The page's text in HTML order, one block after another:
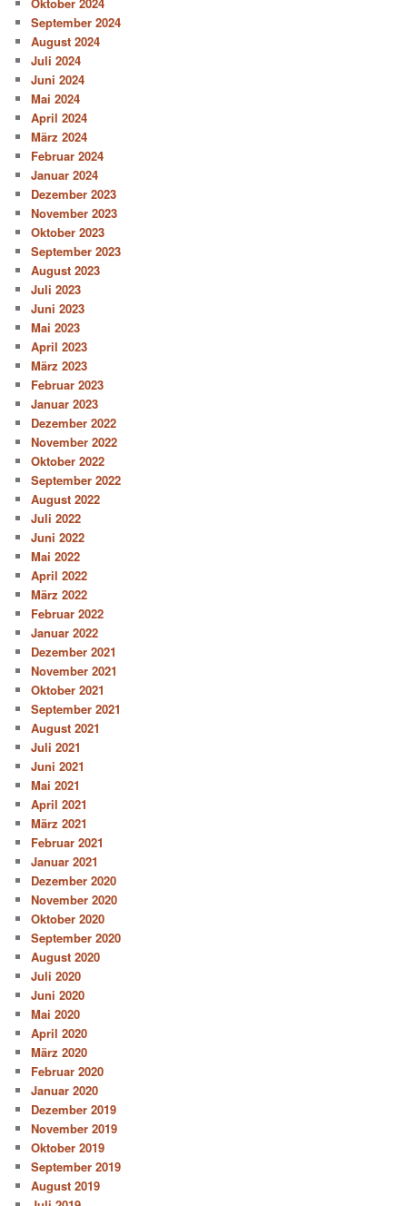
September 2024
August 2024
Juli 2024
Juni 2024
Mai 2024
April 2024
März 2024
Februar 2024
Januar 2024
Dezember 2023
November 2023
Oktober 2023
September 2023
August 2023
Juli 2023
Juni 2023
Mai 2023
April 2023
März 2023
Februar 2023
Januar 2023
Dezember 2022
November 2022
Oktober 2022
September 2022
August 2022
Juli 2022
Juni 2022
Mai 2022
April 2022
März 2022
Februar 2022
Januar 2022
Dezember 2021
November 2021
Oktober 2021
September 2021
August 2021
Juli 2021
Juni 2021
Mai 2021
April 2021
März 2021
Februar 2021
Januar 2021
Dezember 2020
November 2020
Oktober 2020
September 2020
August 2020
Juli 2020
Juni 2020
Mai 2020
April 2020
März 2020
Februar 2020
Januar 2020
Dezember 2019
November 2019
Oktober 2019
September 2019
August 2019